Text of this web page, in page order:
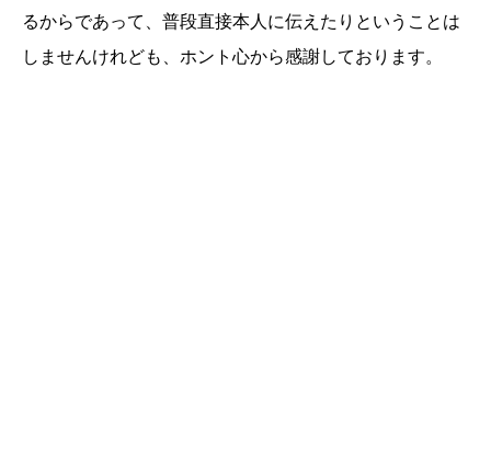
るからであって、普段直接本人に伝えたりということは
しませんけれども、ホント心から感謝しております。